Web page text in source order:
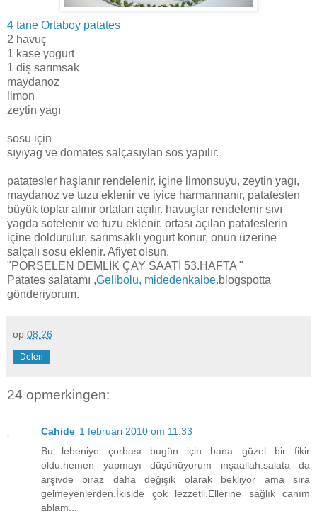
4 tane Ortaboy patates
2 havuç
1 kase yogurt
1 diş sarımsak
maydanoz
limon
zeytin yagı
sosu için
sıyıyag ve domates salçasıylan sos yapılır.
patatesler haşlanır rendelenir, içine limonsuyu, zeytin yagı,
maydanoz ve tuzu eklenir ve iyice harmannanır, patatesten
büyük toplar alınır ortaları açılır. havuçlar rendelenir sıvı
yagda sotelenir ve tuzu eklenir, ortası açılan patateslerin
içine doldurulur, sarımsaklı yogurt konur, onun üzerine
salçalı sosu eklenir. Afiyet olsun.
"PORSELEN DEMLİK ÇAY SAATİ 53.HAFTA "
Patates salatamı ,Gelibolu, midedenkalbe.blogspotta
gönderiyorum.
op 08:26
Delen
24 opmerkingen:
Cahide 1 februari 2010 om 11:33
Bu lebeniye çorbası bugün için bana güzel bir fikir
oldu.hemen yapmayı düşünüyorum inşaallah.salata da
arşivde biraz daha değişik olarak bekliyor ama sıra
gelmeyenlerden.İkiside çok lezzetli.Ellerine sağlık canım
ablam...